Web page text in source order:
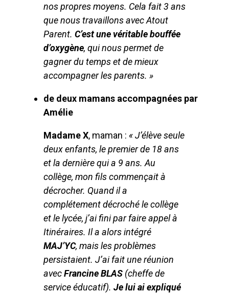
nos propres moyens. Cela fait 3 ans
que nous travaillons avec Atout
Parent. C’est une véritable bouffée
d’oxygène, qui nous permet de
gagner du temps et de mieux
accompagner les parents. »
de deux mamans accompagnées par
Amélie
Madame X, maman : « J’élève seule
deux enfants, le premier de 18 ans
et la dernière qui a 9 ans. Au
collège, mon fils commençait à
décrocher. Quand il a
complétement décroché le collège
et le lycée, j’ai fini par faire appel à
Itinéraires. Il a alors intégré
MAJ’YC, mais les problèmes
persistaient. J’ai fait une réunion
avecFrancine BLAS (cheffe de
service éducatif). Je lui ai expliqué